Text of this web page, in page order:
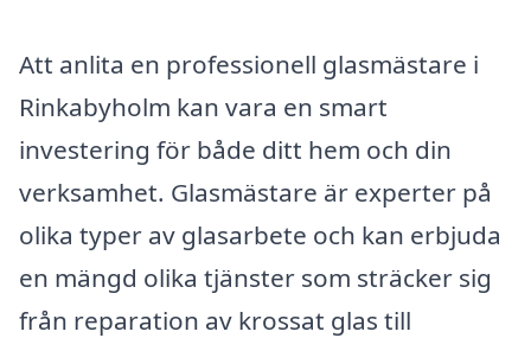
Att anlita en professionell glasmästare i
Rinkabyholm kan vara en smart
investering för både ditt hem och din
verksamhet. Glasmästare är experter på
olika typer av glasarbete och kan erbjuda
en mängd olika tjänster som sträcker sig
från reparation av krossat glas till